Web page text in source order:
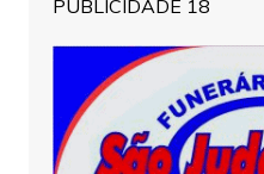
PUBLICIDADE 18